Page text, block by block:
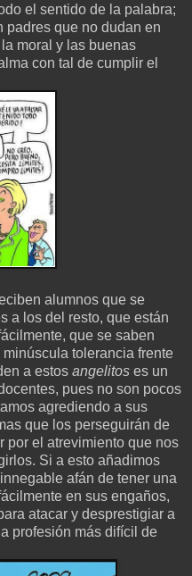
el sentido de la palabra;
padres que no dudan en
moral y las buenas
con tal de cumplir el
alumnos que se
a los del resto, que están
que se saben
tolerancia frente
a estos angelitos es un
pues no son pocos
agrediendo a sus
que los perseguirán de
por el atrevimiento que nos
Si a esto añadimos
afán de tener una
en sus engaños,
atacar y desprestigiar a
profesión más difícil de